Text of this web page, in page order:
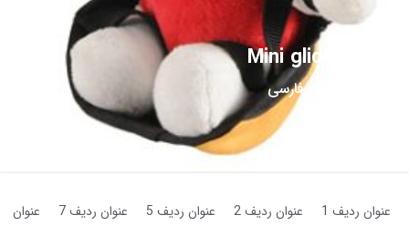
Mini glider
عنوان فارسی
عنوان ردیف 1 عنوان ردیف 2 عنوان ردیف 5 عنوان ردیف 7 عنوان